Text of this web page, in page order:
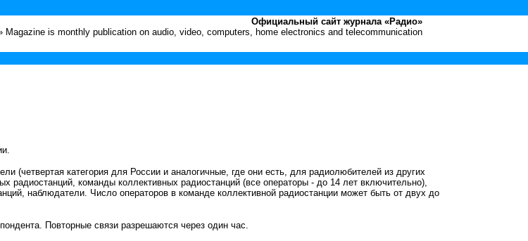
Официальный сайт журнала «Радио»
Magazine is monthly publication on audio, video, computers, home electronics and telecommunication
(четвертая категория для России и аналогичные, где они есть, для радиолюбителей из других
радиостанций, команды коллективных радиостанций (все операторы - до 14 лет включительно),
наблюдатели. Число операторов в команде коллективной радиостанции может быть от двух до
Повторные связи разрешаются через один час.